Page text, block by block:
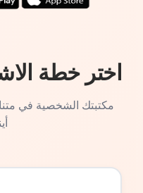
اختر خطة
مكتبتك الشخصية في